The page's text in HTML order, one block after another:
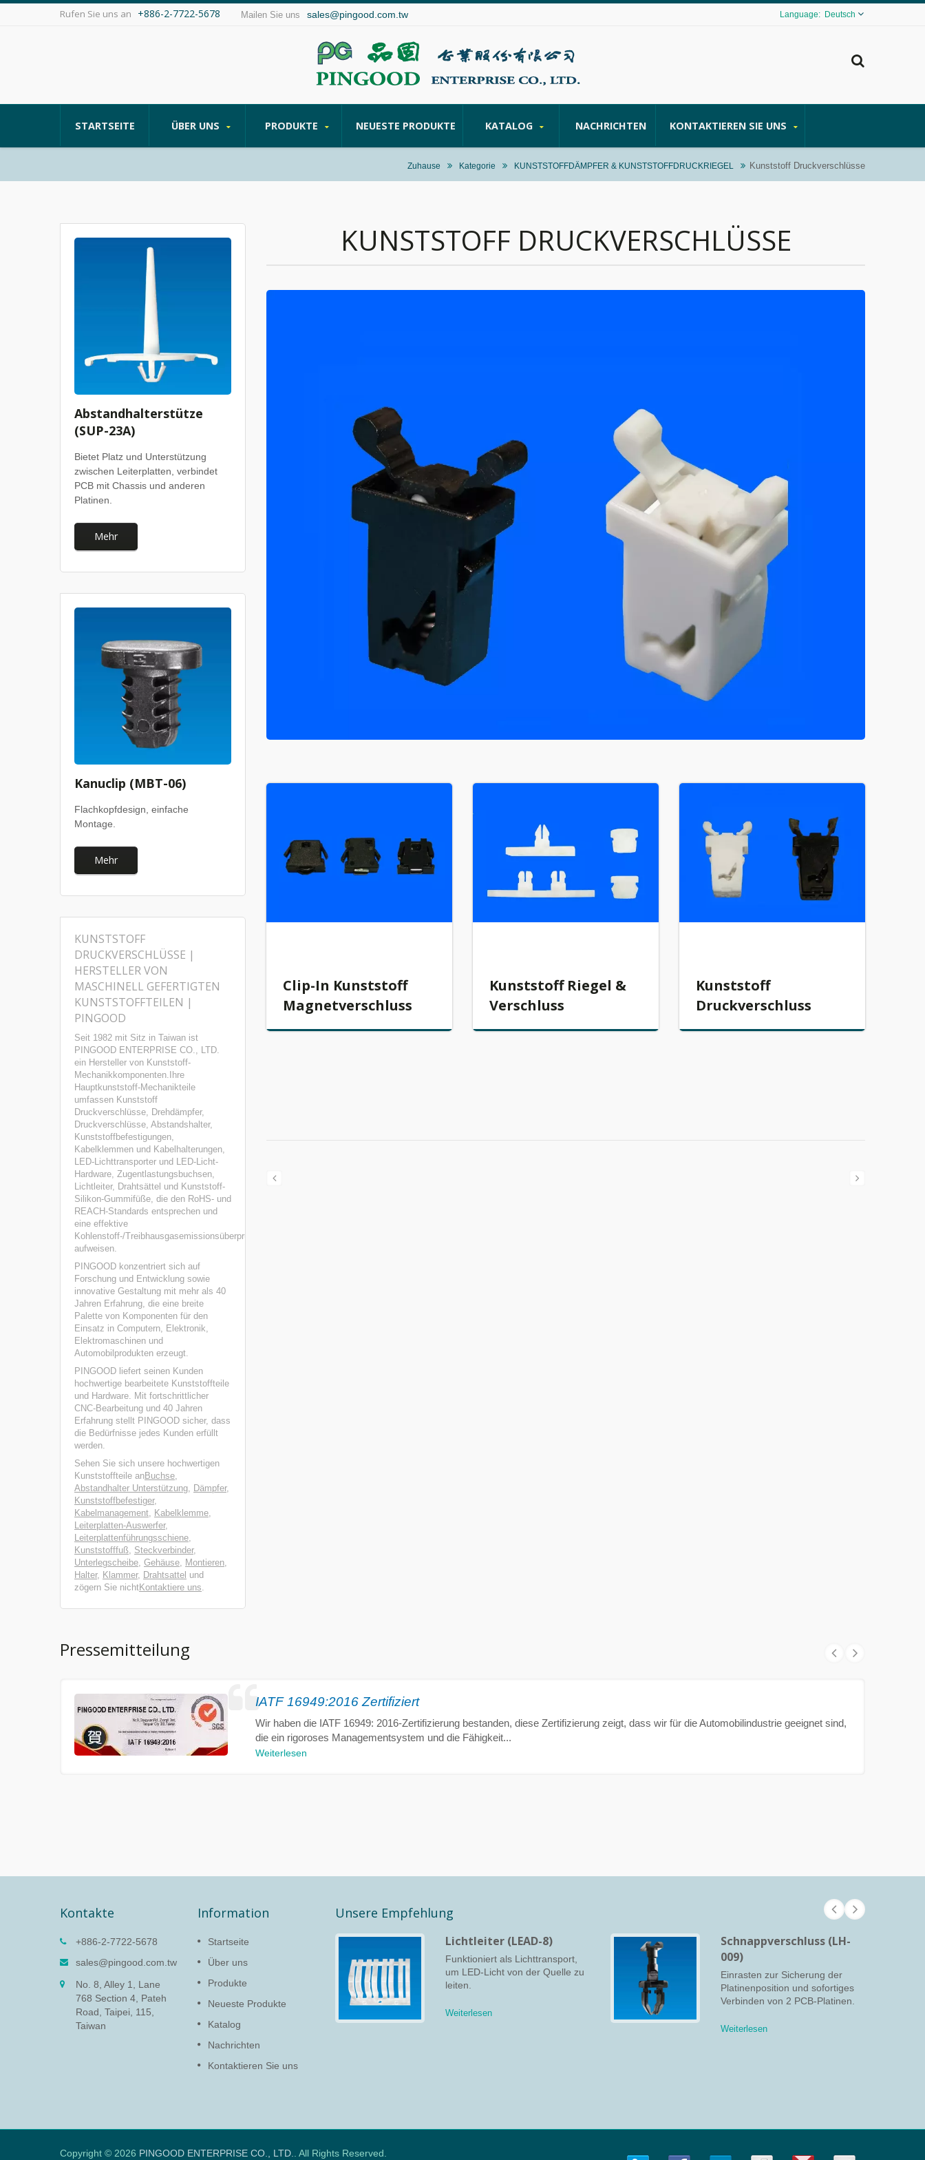
Rufen Sie uns an +886-2-7722-5678 Mailen Sie uns sales@pingood.com.tw Deutsch
STARTSEITE ÜBER UNS PRODUKTE NEUESTE PRODUKTE KATALOG NACHRICHTEN KONTAKTIEREN SIE UNS
Zuhause Kategorie KUNSTSTOFFDÄMPFER & KUNSTSTOFFDRUCKRIEGEL Kunststoff Druckverschlüsse
Abstandhalterstütze
(SUP-23A)
Bietet Platz und Unterstützung
zwischen Leiterplatten, verbindet
PCB mit Chassis und anderen
Platinen.
Mehr
Kanuclip (MBT-06)
Flachkopfdesign, einfache
Montage.
Mehr
KUNSTSTOFF
DRUCKVERSCHLÜSSE |
HERSTELLER VON
MASCHINELL GEFERTIGTEN
KUNSTSTOFFTEILEN |
PINGOOD
Seit 1982 mit Sitz in Taiwan ist
PINGOOD ENTERPRISE CO., LTD.
ein Hersteller von Kunststoff-
Mechanikkomponenten.Ihre
Hauptkunststoff-Mechanikteile
umfassen Kunststoff
Druckverschlüsse, Drehdämpfer,
Druckverschlüsse, Abstandshalter,
Kunststoffbefestigungen,
Kabelklemmen und Kabelhalterungen,
LED-Lichttransporter und LED-Licht-
Hardware, Zugentlastungsbuchsen,
Lichtleiter, Drahtsättel und Kunststoff-
Silikon-Gummifüße, die den RoHS- und
REACH-Standards entsprechen und
eine effektive
Kohlenstoff-/Treibhausgasemissionsüberprüfung
aufweisen.
PINGOOD konzentriert sich auf
Forschung und Entwicklung sowie
innovative Gestaltung mit mehr als 40
Jahren Erfahrung, die eine breite
Palette von Komponenten für den
Einsatz in Computern, Elektronik,
Elektromaschinen und
Automobilprodukten erzeugt.
PINGOOD liefert seinen Kunden
hochwertige bearbeitete Kunststoffteile
und Hardware. Mit fortschrittlicher
CNC-Bearbeitung und 40 Jahren
Erfahrung stellt PINGOOD sicher, dass
die Bedürfnisse jedes Kunden erfüllt
werden.
Sehen Sie sich unsere hochwertigen
Kunststoffteile anBuchse,
Abstandhalter Unterstützung, Dämpfer,
Kunststoffbefestiger,
Kabelmanagement, Kabelklemme,
Leiterplatten-Auswerfer,
Leiterplattenführungsschiene,
Kunststofffuß, Steckverbinder,
Unterlegscheibe, Gehäuse, Montieren,
Halter, Klammer, Drahtsattel und
zögern Sie nichtKontaktiere uns.
KUNSTSTOFF DRUCKVERSCHLÜSSE
Clip-In Kunststoff
Magnetverschluss
Kunststoff Riegel &
Verschluss
Kunststoff
Druckverschluss
Pressemitteilung
IATF 16949:2016 Zertifiziert
Wir haben die IATF 16949: 2016-Zertifizierung bestanden, diese Zertifizierung zeigt, dass wir für die Automobilindustrie geeignet sind,
die ein rigoroses Managementsystem und die Fähigkeit...
Weiterlesen
Kontakte
+886-2-7722-5678
sales@pingood.com.tw
No. 8, Alley 1, Lane
768 Section 4, Pateh
Road, Taipei, 115,
Taiwan
Information
Startseite
Über uns
Produkte
Neueste Produkte
Katalog
Nachrichten
Kontaktieren Sie uns
Unsere Empfehlung
Drehdämpfer (PG-13)
Die Funktion des Drehdämpfers
Elektronik zu schützen und die
Lebensdauer des Produkts zu
Geschwindigkeit verlangsamt
Weiterlesen
Lichtleiter (LEAD-8)
Funktioniert als Lichttransport,
um LED-Licht von der Quelle zu
leiten.
Weiterlesen
Schnappverschluss (LH-
009)
Einrasten zur Sicherung der
Platinenposition und sofortiges
Verbinden von 2 PCB-Platinen.
Weiterlesen
Copyright © 2026 PINGOOD ENTERPRISE CO., LTD.. All Rights Reserved.